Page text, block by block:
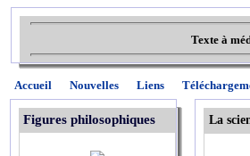
Texte à
Accueil Nouvelles Liens
Figures philosophiques La